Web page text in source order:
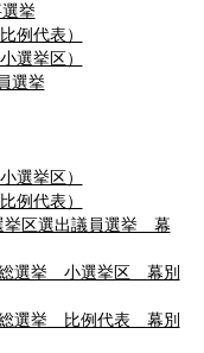
挙
例代表）
選挙区）
選挙
選挙区）
例代表）
挙区選出議員選挙 幕
総選挙 小選挙区 幕別
総選挙 比例代表 幕別